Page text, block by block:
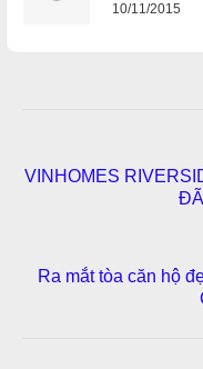
10/11/2015
VINHOMES
Ra mắt tòa căn hộ